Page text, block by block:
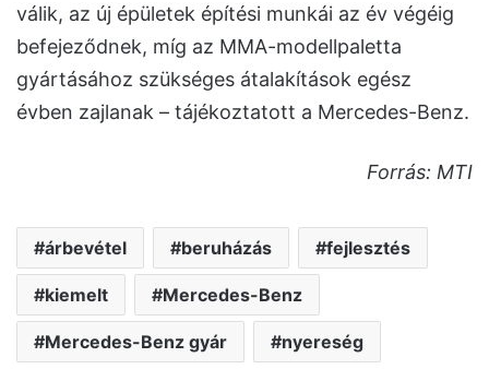
válik, az új épületek építési munkái az év végéig
befejeződnek, míg az MMA-modellpaletta
gyártásához szükséges átalakítások egész
évben zajlanak – tájékoztatott a Mercedes-Benz.
Forrás: MTI
árbevétel beruházás fejlesztés
kiemelt Mercedes-Benz
Mercedes-Benz gyár nyereség